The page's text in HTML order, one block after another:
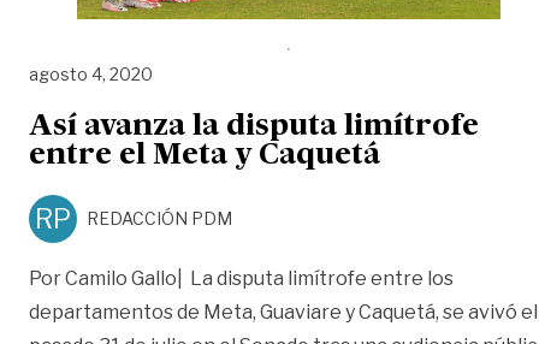
agosto 4, 2020
Así avanza la disputa limítrofe
entre el Meta y Caquetá
RP REDACCIÓN PDM
Por Camilo Gallo| La disputa limítrofe entre los
departamentos de Meta, Guaviare y Caquetá, se avivó el